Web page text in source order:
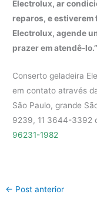
Electrolux, ar
reparos, e estiverem
Electrolux, agende
prazer em atendê-lo.”
Conserto geladeira
em contato através
São Paulo, grande
9239, 11 3644-3392
96231-1982
← Post anterior